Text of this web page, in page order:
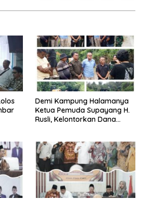
Demi Kampung Halamanya
Ketua Pemuda Supayang H.
Rusli, Kelontorkan Dana
Supayang